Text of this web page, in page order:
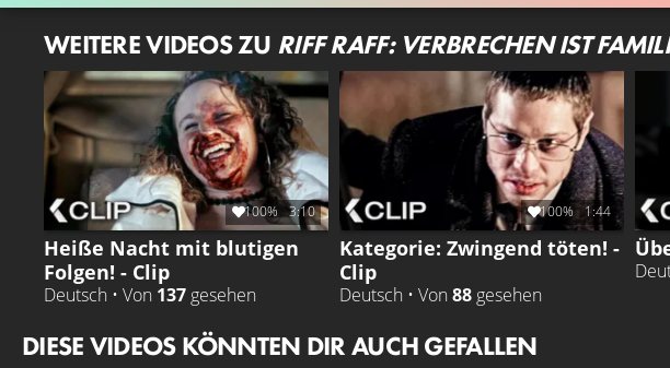
WEITERE VIDEOS ZU RIFF RAFF: VERBRECHEN IST
100% 3:10
Heiße Nacht mit blutigen
Folgen! - Clip
Deutsch • Von 137 gesehen
100% 1:44
Kategorie: Zwingend töten! -
Clip
Deutsch • Von 88 gesehen
DIESE VIDEOS KÖNNTEN DIR AUCH GEFALLEN